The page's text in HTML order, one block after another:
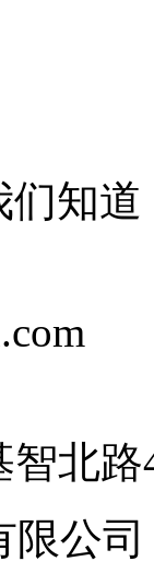
们知道
北路
公